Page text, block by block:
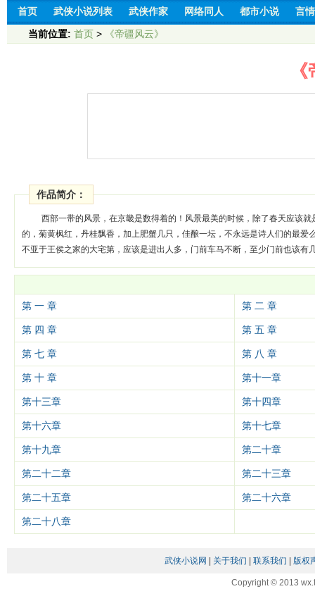
首页 武侠小说列表 武侠作家 网络同人 都市小说 言
当前位置: 首页 > 《帝疆风云》
作品简介：
西部一带的风景，在京畿是数得着的！风景最美的时候，除了春天应该
的，菊黄枫红，丹桂飘香，加上肥蟹几只，佳酿一坛，不永远是诗人们的最
不亚于王侯之家的大宅第，应该是进出人多，门前车马不断，至少门前也该有
第 一 章 第 二 章
第 四 章 第 五 章
第 七 章 第 八 章
第 十 章 第十一章
第十三章 第十四章
第十六章 第十七章
第十九章 第二十章
第二十二章 第二十三章
第二十五章 第二十六章
第二十八章
武侠小说网 关于我们 联系我们 版权
Copyright © 2013